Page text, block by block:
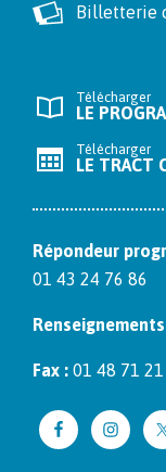
Billetterie
Télécharger
LE
Télécharger
LE TRACT
Répon­deur
01 43 24 76 86
Fax : 01 48 71